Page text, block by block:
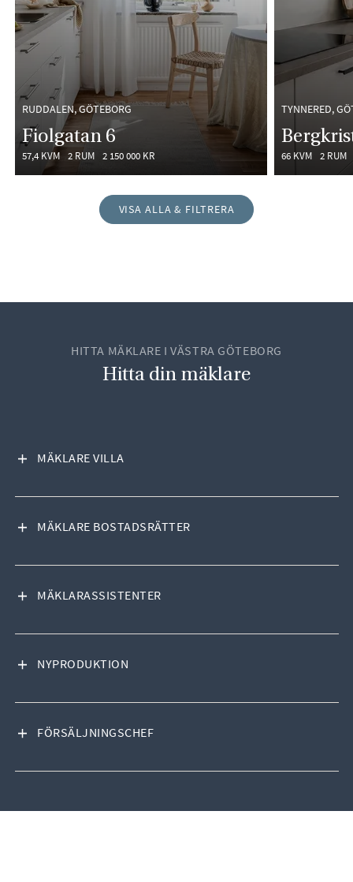
RUDDALEN, GÖTEBORG
Fiolgatan 6
57,4 KVM 2 RUM 2 150 000 KR
TYNNERED,
66 KVM 2 RUM
VISA ALLA & FILTRERA
HITTA MÄKLARE I VÄSTRA GÖTEBORG
Hitta din mäklare
MÄKLARE VILLA
VISA INNEHÅLL
MÄKLARE BOSTADSRÄTTER
VISA INNEHÅLL
MÄKLARASSISTENTER
VISA INNEHÅLL
NYPRODUKTION
VISA INNEHÅLL
FÖRSÄLJNINGSCHEF
VISA INNEHÅLL